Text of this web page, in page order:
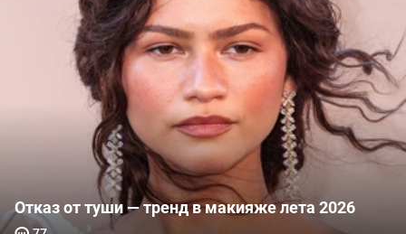
Отказ от туши — тренд в макияже лета 2026